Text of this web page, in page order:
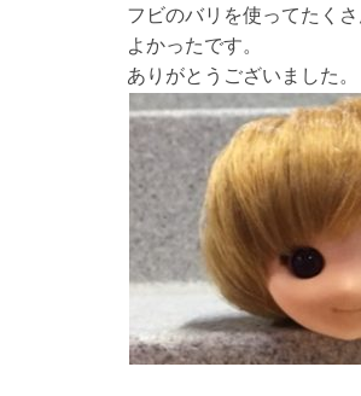
フビのバリを使ってたく
よかったです。
ありがとうございました。